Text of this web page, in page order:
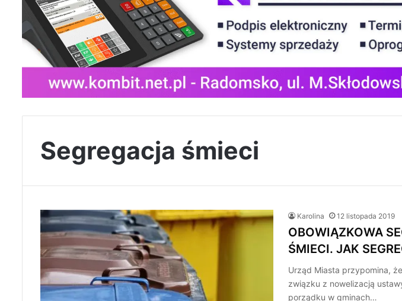
Segregacja śmieci
Karolina 12 listopada 2019
OBOWIĄZKOWA
ŚMIECI. JAK
Urząd Miasta przypomina,
związku z nowelizacją
porządku w gminach…